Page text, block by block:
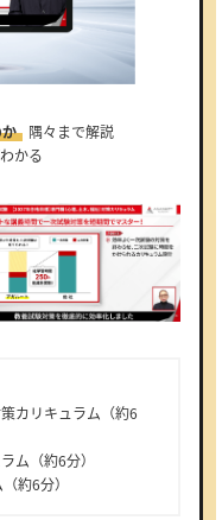
隅々まで解説
かる
カリキュラム（約6
ム（約6分）
約6分）